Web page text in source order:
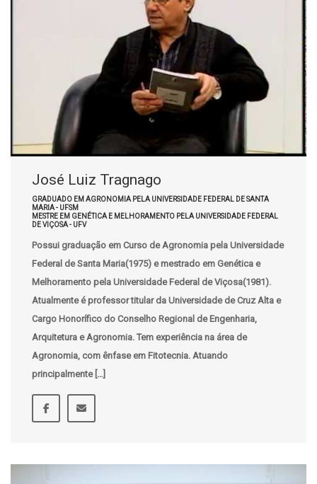
José Luiz Tragnago
GRADUADO EM AGRONOMIA PELA UNIVERSIDADE FEDERAL DE SANTA
MARIA - UFSM
MESTRE EM GENÉTICA E MELHORAMENTO PELA UNIVERSIDADE FEDERAL
DE VIÇOSA - UFV
Possui graduação em Curso de Agronomia pela Universidade
Federal de Santa Maria(1975) e mestrado em Genética e
Melhoramento pela Universidade Federal de Viçosa(1981).
Atualmente é professor titular da Universidade de Cruz Alta e
Cargo Honorífico do Conselho Regional de Engenharia,
Arquitetura e Agronomia. Tem experiência na área de
Agronomia, com ênfase em Fitotecnia. Atuando
principalmente […]